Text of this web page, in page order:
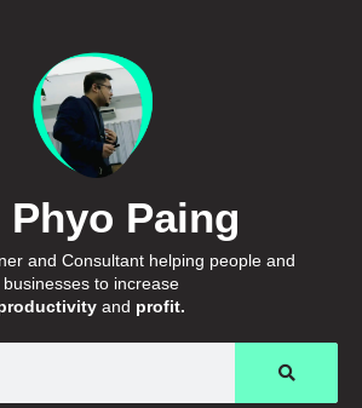
Phyo Paing
and Consultant helping people and
businesses to increase
and profit.